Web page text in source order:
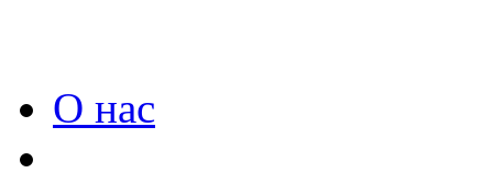
О нас